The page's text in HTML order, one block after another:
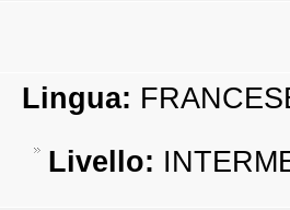
Lingua:
Livello: